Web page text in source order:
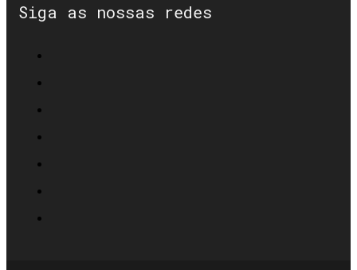
Siga as nossas redes